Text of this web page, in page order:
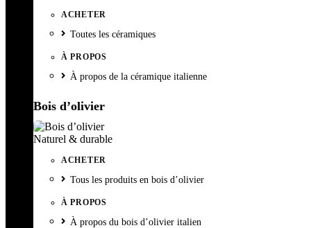
ACHETER
Toutes les céramiques
À PROPOS
À propos de la céramique italienne
Bois d’olivier
Naturel & durable
ACHETER
Tous les produits en bois d’olivier
À PROPOS
À propos du bois d’olivier italien